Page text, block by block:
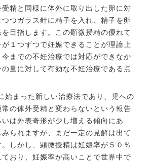
精と同様に体外に取り出した卵に対
つガラス針に精子を入れ、精子を卵
目指します。この顕微授精の優れて
１つずつで妊娠できることが理論上
までの不妊治療では対応ができなか
量に対して有効な不妊治療である点
始まった新しい治療法であり、児への
の体外受精と変わらないという報告
は外表奇形が少し増える傾向にあ
られますが、まだ一定の見解は出て
しかし、顕微授精は妊娠率が５０％
おり、妊娠率が高いことで世界中で